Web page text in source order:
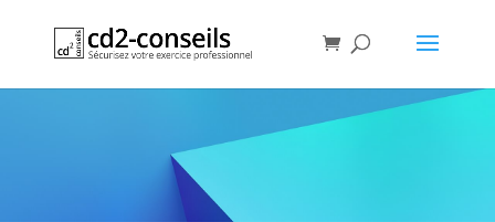
Application web INTUITU pour
générer une notice
d’information personnalisée